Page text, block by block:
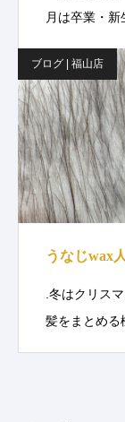
月は卒業・
ブログ | 福山店
うなじwax
.冬はクリス
髪をまとめる